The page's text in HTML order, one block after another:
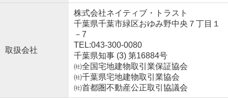
取扱会社
株式会社ネイティブ・トラスト
千葉県千葉市緑区おゆみ野中央７丁目１
－7
TEL:043-300-0080
千葉県知事 (3) 第16884号
㈳全国宅地建物取引業保証協会
㈳千葉県宅地建物取引業協会
㈳首都圏不動産公正取引協議会